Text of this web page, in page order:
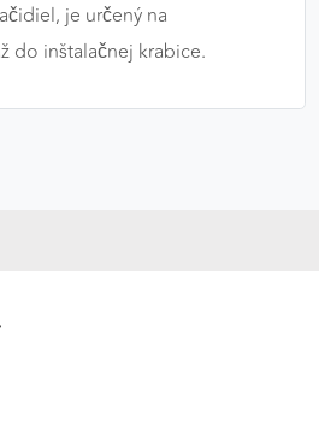
je určený na
do inštalačnej krabice.